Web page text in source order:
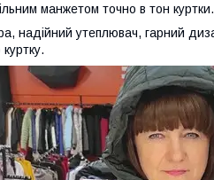
манжетом точно в тон куртки.
надійний утеплювач, гарний